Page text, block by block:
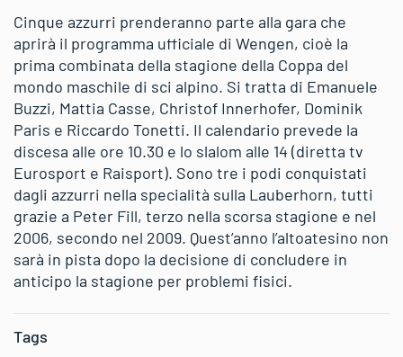
Cinque azzurri prenderanno parte alla gara che
aprirà il programma ufficiale di Wengen, cioè la
prima combinata della stagione della Coppa del
mondo maschile di sci alpino. Si tratta di Emanuele
Buzzi, Mattia Casse, Christof Innerhofer, Dominik
Paris e Riccardo Tonetti. Il calendario prevede la
discesa alle ore 10.30 e lo slalom alle 14 (diretta tv
Eurosport e Raisport). Sono tre i podi conquistati
dagli azzurri nella specialità sulla Lauberhorn, tutti
grazie a Peter Fill, terzo nella scorsa stagione e nel
2006, secondo nel 2009. Quest’anno l’altoatesino non
sarà in pista dopo la decisione di concludere in
anticipo la stagione per problemi fisici.
Tags